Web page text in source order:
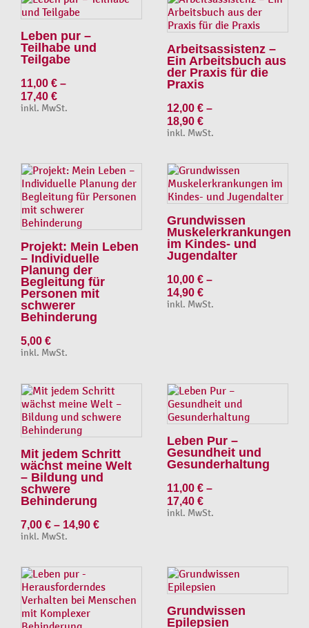
Leben pur –
Teilhabe und
Teilgabe
11,00€ –
17,40€
inkl. MwSt.
Arbeitsassistenz –
Ein Arbeitsbuch aus
der Praxis für die
Praxis
12,00€ –
18,90€
inkl. MwSt.
Projekt: Mein Leben
– Individuelle
Planung der
Begleitung für
Personen mit
schwerer
Behinderung
5,00€
inkl. MwSt.
Grundwissen
Muskelerkrankungen
im Kindes- und
Jugendalter
10,00€ –
14,90€
inkl. MwSt.
Mit jedem Schritt
wächst meine Welt
– Bildung und
schwere
Behinderung
7,00€ – 14,90€
inkl. MwSt.
Leben Pur –
Gesundheit und
Gesunderhaltung
11,00€ –
17,40€
inkl. MwSt.
Grundwissen
Epilepsien